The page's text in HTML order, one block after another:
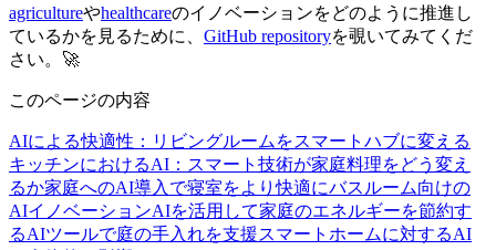
agricultureやhealthcareのイノベーションをどのように推進し
ているかを見るために、 GitHub repositoryを覗いてみてくだ
さい。🚀
このページの内容
AIによる快適性：リビングルームをスマートハブに変える
キッチンにおけるAI：スマート技術が家庭料理をどう変え
るか家庭へのAI導入で寝室をより快適にバスルーム向けの
AIイノベーションAIを活用して家庭のエネルギーを節約す
るAIツールで庭の手入れを支援スマートホームに対するAI